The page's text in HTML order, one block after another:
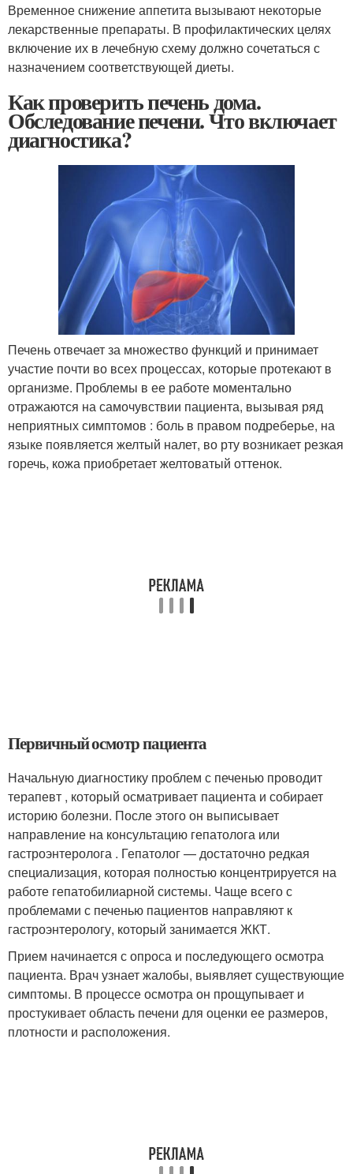
Временное снижение аппетита вызывают некоторые
лекарственные препараты. В профилактических целях
включение их в лечебную схему должно сочетаться с
назначением соответствующей диеты.
Как проверить печень дома.
Обследование печени. Что включает
диагностика?
Печень отвечает за множество функций и принимает
участие почти во всех процессах, которые протекают в
организме. Проблемы в ее работе моментально
отражаются на самочувствии пациента, вызывая ряд
неприятных симптомов : боль в правом подреберье, на
языке появляется желтый налет, во рту возникает резкая
горечь, кожа приобретает желтоватый оттенок.
Первичный осмотр пациента
Начальную диагностику проблем с печенью проводит
терапевт , который осматривает пациента и собирает
историю болезни. После этого он выписывает
направление на консультацию гепатолога или
гастроэнтеролога . Гепатолог — достаточно редкая
специализация, которая полностью концентрируется на
работе гепатобилиарной системы. Чаще всего с
проблемами с печенью пациентов направляют к
гастроэнтерологу, который занимается ЖКТ.
Прием начинается с опроса и последующего осмотра
пациента. Врач узнает жалобы, выявляет существующие
симптомы. В процессе осмотра он прощупывает и
простукивает область печени для оценки ее размеров,
плотности и расположения.